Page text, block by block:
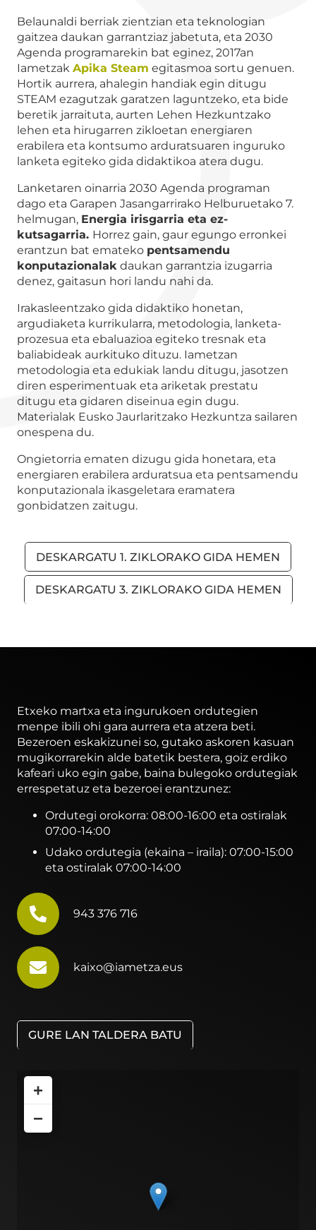
Belaunaldi berriak zientzian eta teknologian
gaitzea daukan garrantziaz jabetuta, eta 2030
Agenda programarekin bat eginez, 2017an
Iametzak Apika Steam egitasmoa sortu genuen.
Hortik aurrera, ahalegin handiak egin ditugu
STEAM ezagutzak garatzen laguntzeko, eta bide
beretik jarraituta, aurten Lehen Hezkuntzako
lehen eta hirugarren zikloetan energiaren
erabilera eta kontsumo arduratsuaren inguruko
lanketa egiteko gida didaktikoa atera dugu.
Lanketaren oinarria 2030 Agenda programan
dago eta Garapen Jasangarrirako Helburuetako 7.
helmugan, Energia irisgarria eta ez-
kutsagarria. Horrez gain, gaur egungo erronkei
erantzun bat emateko pentsamendu
konputazionalak daukan garrantzia izugarria
denez, gaitasun hori landu nahi da.
Irakasleentzako gida didaktiko honetan,
argudiaketa kurrikularra, metodologia, lanketa-
prozesua eta ebaluazioa egiteko tresnak eta
baliabideak aurkituko dituzu. Iametzan
metodologia eta edukiak landu ditugu, jasotzen
diren esperimentuak eta ariketak prestatu
ditugu eta gidaren diseinua egin dugu.
Materialak Eusko Jaurlaritzako Hezkuntza sailaren
onespena du.
Ongietorria ematen dizugu gida honetara, eta
energiaren erabilera arduratsua eta pentsamendu
konputazionala ikasgeletara eramatera
gonbidatzen zaitugu.
DESKARGATU 1. ZIKLORAKO GIDA HEMEN
DESKARGATU 3. ZIKLORAKO GIDA HEMEN
Etxeko martxa eta ingurukoen ordutegien
menpe ibili ohi gara aurrera eta atzera beti.
Bezeroen eskakizunei so, gutako askoren kasuan
mugikorrarekin alde batetik bestera, goiz erdiko
kafeari uko egin gabe, baina bulegoko ordutegiak
errespetatuz eta bezeroei erantzunez:
Ordutegi orokorra: 08:00-16:00 eta ostiralak
07:00-14:00
Udako ordutegia (ekaina – iraila): 07:00-15:00
eta ostiralak 07:00-14:00
943 376 716
kaixo@iametza.eus
GURE LAN TALDERA BATU
+
−